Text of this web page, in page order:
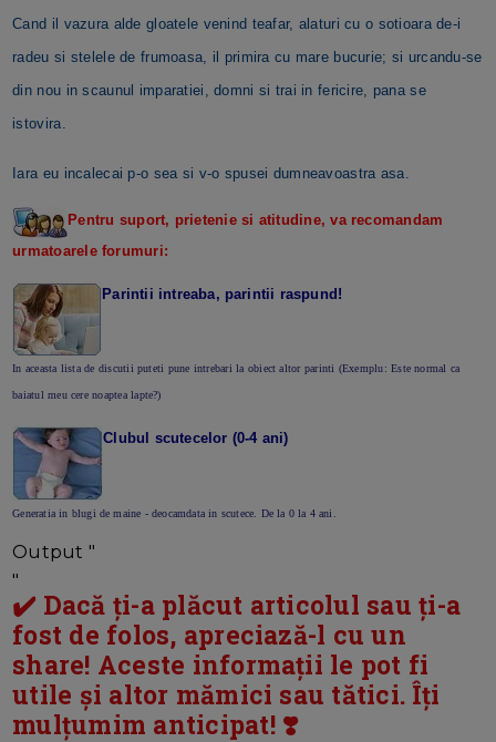
Cand il vazura alde gloatele venind teafar, alaturi cu o sotioara de-i
radeu si stelele de frumoasa, il primira cu mare bucurie; si urcandu-se
din nou in scaunul imparatiei, domni si trai in fericire, pana se
istovira.
Iara eu incalecai p-o sea si v-o spusei dumneavoastra asa.
Pentru suport, prietenie si atitudine, va recomandam
urmatoarele forumuri:
Parintii intreaba, parintii raspund!
In aceasta lista de discutii puteti pune intrebari la obiect altor parinti (Exemplu: Este normal ca
baiatul meu cere noaptea lapte?)
Clubul scutecelor (0-4 ani)
Generatia in blugi de maine - deocamdata in scutece. De la 0 la 4 ani.
Output "
"
✔️ Dacă ți-a plăcut articolul sau ți-a
fost de folos, apreciază-l cu un
share! Aceste informații le pot fi
utile și altor mămici sau tătici. Îți
mulțumim anticipat! ❣️